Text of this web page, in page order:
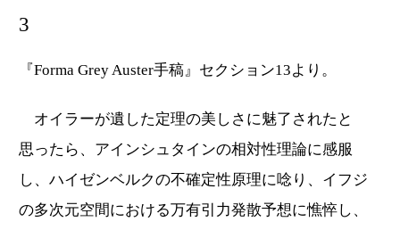
3
『Forma Grey Auster手稿』セクション13より。
オイラーが遺した定理の美しさに魅了されたと
思ったら、アインシュタインの相対性理論に感服
し、ハイゼンベルクの不確定性原理に唸り、イフジ
の多次元空間における万有引力発散予想に憔悴し、